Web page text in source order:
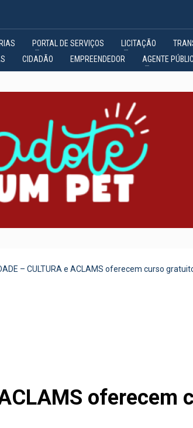
PORTAL DE SERVIÇOS LICITAÇÃO
CIDADÃO EMPREENDEDOR AGENTE
– CULTURA e ACLAMS oferecem curso
oferecem